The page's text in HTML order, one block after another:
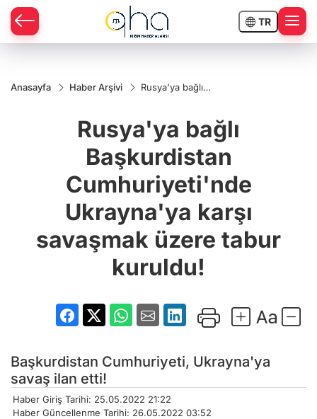
TR
Anasayfa Haber Arşivi
Rusya'ya bağlı
Ukrayna'ya karşı
savaşmak üzere
tabur kuruldu!
Rusya'ya bağlı
Başkurdistan
Cumhuriyeti'nde
Ukrayna'ya karşı
savaşmak üzere tabur
kuruldu!
Başkurdistan Cumhuriyeti, Ukrayna'ya
savaş ilan etti!
Haber Giriş Tarihi: 25.05.2022 21:22
Haber Güncellenme Tarihi: 26.05.2022 03:52